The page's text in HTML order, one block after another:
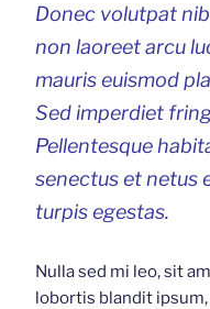
Donec volutpat
non laoreet arcu
mauris euismod
Sed imperdiet
Pellentesque
senectus et netus
turpis egestas.
Nulla sed mi leo, sit
lobortis blandit